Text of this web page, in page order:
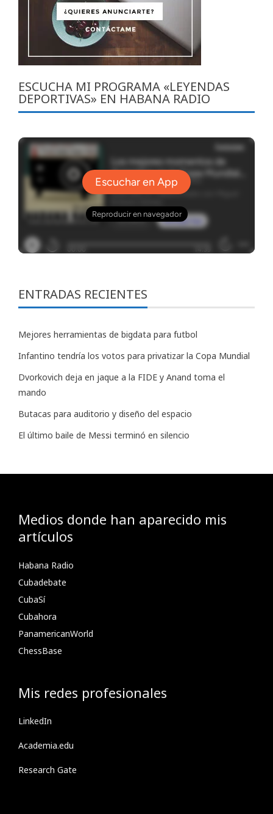
ESCUCHA MI PROGRAMA «LEYENDAS
DEPORTIVAS» EN HABANA RADIO
ENTRADAS RECIENTES
Mejores herramientas de bigdata para futbol
Infantino tendría los votos para privatizar la Copa Mundial
Dvorkovich deja en jaque a la FIDE y Anand toma el
mando
Butacas para auditorio y diseño del espacio
El último baile de Messi terminó en silencio
Medios donde han aparecido mis
artículos
Habana Radio
Cubadebate
CubaSí
Cubahora
PanamericanWorld
ChessBase
Mis redes profesionales
LinkedIn
Academia.edu
Research Gate